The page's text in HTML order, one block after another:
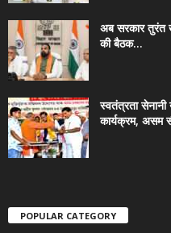
अब सरकार तुरंत
की बैठक...
स्वतंत्रता सेनानी
कार्यक्रम, असम
POPULAR CATEGORY